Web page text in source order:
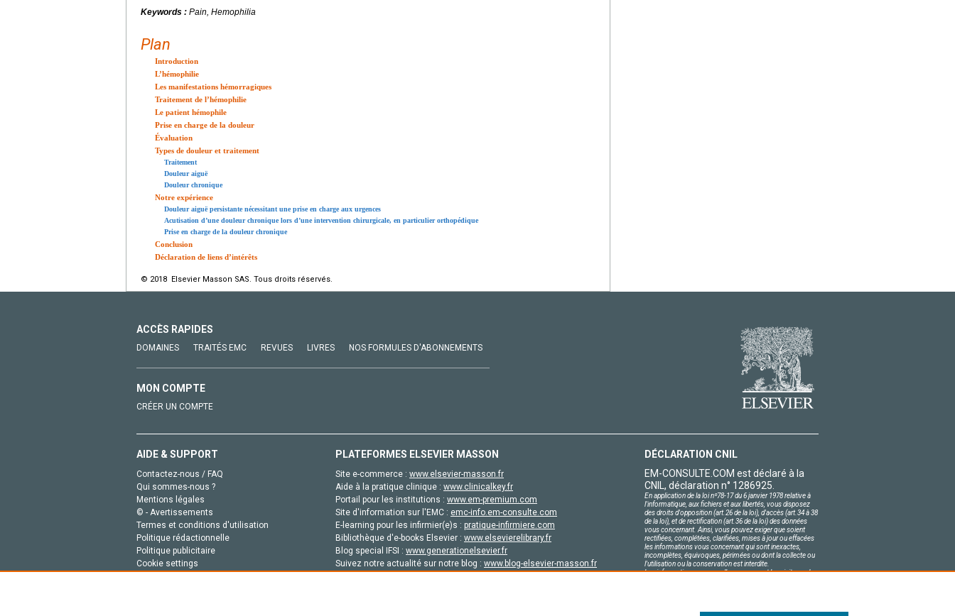
Keywords : Pain, Hemophilia
Plan
Introduction
L’hémophilie
Les manifestations hémorragiques
Traitement de l’hémophilie
Le patient hémophile
Prise en charge de la douleur
Évaluation
Types de douleur et traitement
Traitement
Douleur aiguë
Douleur chronique
Notre expérience
Douleur aiguë persistante nécessitant une prise en charge aux urgences
Acutisation d’une douleur chronique lors d’une intervention chirurgicale, en particulier orthopédique
Prise en charge de la douleur chronique
Conclusion
Déclaration de liens d’intérêts
© 2018 Elsevier Masson SAS. Tous droits réservés.
ACCÈS RAPIDES
DOMAINES TRAITÉS EMC REVUES LIVRES NOS FORMULES D'ABONNEMENTS
MON COMPTE
CRÉER UN COMPTE
AIDE & SUPPORT
Contactez-nous / FAQ
Qui sommes-nous ?
Mentions légales
© - Avertissements
Termes et conditions d'utilisation
Politique rédactionnelle
Politique publicitaire
Cookie settings
PLATEFORMES ELSEVIER MASSON
Site e-commerce : www.elsevier-masson.fr
Aide à la pratique clinique : www.clinicalkey.fr
Portail pour les institutions : www.em-premium.com
Site d'information sur l'EMC : emc-info.em-consulte.com
E-learning pour les infirmier(e)s : pratique-infirmiere.com
Bibliothèque d'e-books Elsevier : www.elsevierelibrary.fr
Blog special IFSI : www.generationelsevier.fr
Suivez notre actualité sur notre blog : www.blog-elsevier-masson.fr
DÉCLARATION CNIL
EM-CONSULTE.COM est déclaré à la
CNIL, déclaration n° 1286925.
En application de la loi nº78-17 du 6 janvier 1978 relative à
l'informatique, aux fichiers et aux libertés, vous disposez
des droits d'opposition (art.26 de la loi), d'accès (art.34 à 38
de la loi), et de rectification (art.36 de la loi) des données
vous concernant. Ainsi, vous pouvez exiger que soient
rectifiées, complétées, clarifiées, mises à jour ou effacées
les informations vous concernant qui sont inexactes,
incomplètes, équivoques, périmées ou dont la collecte ou
l'utilisation ou la conservation est interdite.
Les informations personnelles concernant les visiteurs de